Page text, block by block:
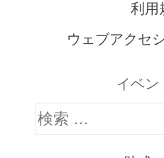
利用
ウェブアクセ
イベン
検